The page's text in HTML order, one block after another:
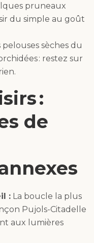
pruneaux
du simple au goût
pelouses sèches du
: restez sur
:
de
: La boucle la plus
Pujols-Citadelle
aux lumières